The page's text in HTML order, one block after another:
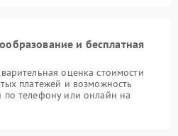
и бесплатная
оценка стоимости
платежей и возможность
по телефону или онлайн на